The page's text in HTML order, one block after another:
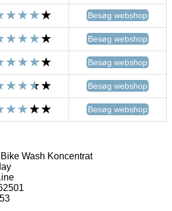
Besøg webshop
Besøg webshop
Besøg webshop
Besøg webshop
Besøg webshop
Wash Koncentrat